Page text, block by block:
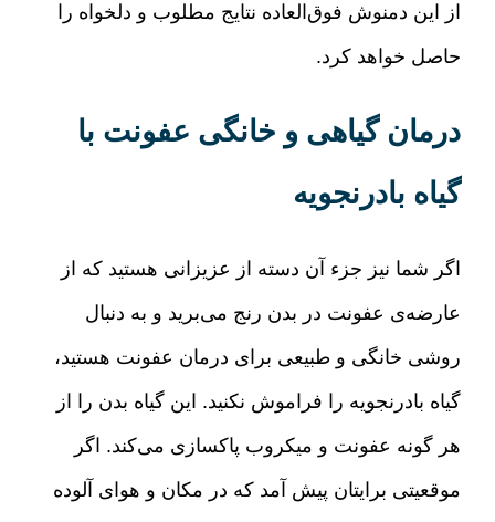
از این دمنوش فوق‌العاده نتایج مطلوب و دلخواه را
حاصل خواهد کرد.
درمان گیاهی و خانگی عفونت با
گیاه بادرنجویه
اگر شما نیز جزء آن دسته از عزیزانی هستید که از
عارضه‌ی عفونت در بدن رنج می‌برید و به دنبال
روشی خانگی و طبیعی برای درمان عفونت هستید،
گیاه بادرنجویه را فراموش نکنید. این گیاه بدن را از
هر گونه عفونت و میکروب پاکسازی می‌کند. اگر
موقعیتی برایتان پیش آمد که در مکان و هوای آلوده